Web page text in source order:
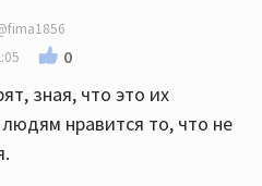
0
зная, что это их
нравится то, что не